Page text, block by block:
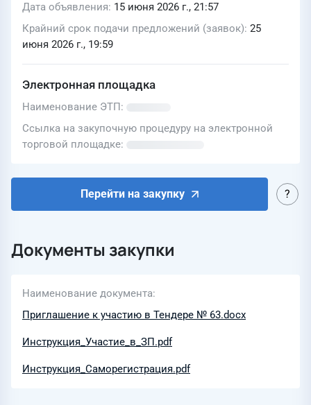
Дата объявления 15 июня 2026 г., 21:57
Крайний срок подачи предложений (заявок) 25
июня 2026 г., 19:59
Электронная площадка
Наименование ЭТП
Ссылка на закупочную процедуру на электронной
торговой площадке
Перейти на закупку
Документы закупки
Наименование документа
Приглашение к участию в Тендере № 63.docx
Инструкция_Участие_в_ЗП.pdf
Инструкция_Саморегистрация.pdf